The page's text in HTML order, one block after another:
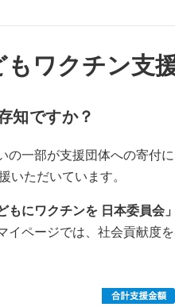
ワクチン支
知ですか？
一部が支援団体への寄付
いただいています。
もにワクチンを 日本委員会
ページでは、社会貢献度